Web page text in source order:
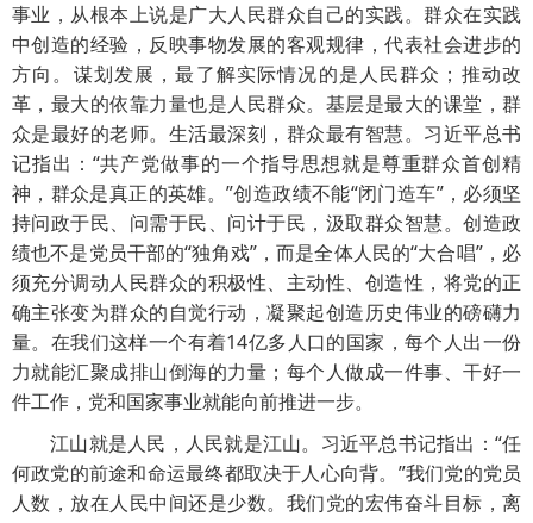
事业，从根本上说是广大人民群众自己的实践。群众在实践
中创造的经验，反映事物发展的客观规律，代表社会进步的
方向。谋划发展，最了解实际情况的是人民群众；推动改
革，最大的依靠力量也是人民群众。基层是最大的课堂，群
众是最好的老师。生活最深刻，群众最有智慧。习近平总书
记指出：“共产党做事的一个指导思想就是尊重群众首创精
神，群众是真正的英雄。”创造政绩不能“闭门造车”，必须坚
持问政于民、问需于民、问计于民，汲取群众智慧。创造政
绩也不是党员干部的“独角戏”，而是全体人民的“大合唱”，必
须充分调动人民群众的积极性、主动性、创造性，将党的正
确主张变为群众的自觉行动，凝聚起创造历史伟业的磅礴力
量。在我们这样一个有着14亿多人口的国家，每个人出一份
力就能汇聚成排山倒海的力量；每个人做成一件事、干好一
件工作，党和国家事业就能向前推进一步。
江山就是人民，人民就是江山。习近平总书记指出：“任
何政党的前途和命运最终都取决于人心向背。”我们党的党员
人数，放在人民中间还是少数。我们党的宏伟奋斗目标，离